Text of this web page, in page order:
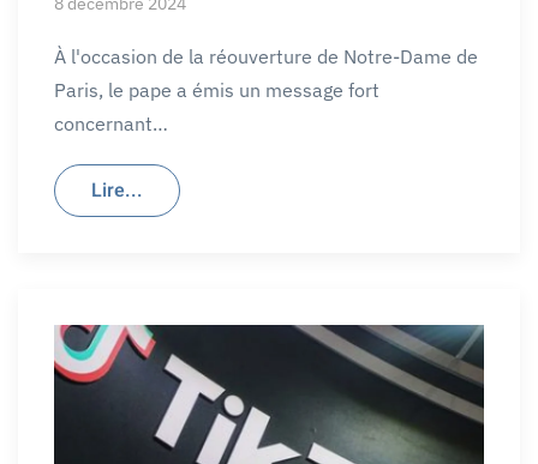
À l'occasion de la réouverture de Notre-Dame de
Paris, le pape a émis un message fort
concernant…
Lire...